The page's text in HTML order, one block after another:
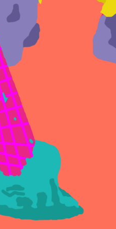
Flow
campagne